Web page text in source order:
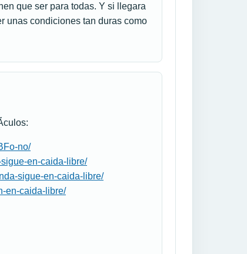
que ser para todas. Y si llegara
unas condiciones tan duras como
no/
en-caida-libre/
sigue-en-caida-libre/
en-caida-libre/